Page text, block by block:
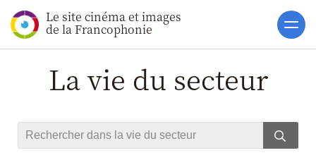
Le site cinéma et images
de la Francophonie Accueil
Actualités
La vie des films
La vie du secteur